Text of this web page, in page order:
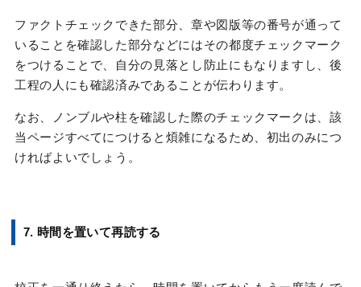
ファクトチェックできた部分、章や図版等の番号が通って
いることを確認した部分などにはその都度チェックマーク
をつけることで、自分の見落とし防止にもなりますし、後
工程の人にも確認済みであることが伝わります。
なお、ノンブルや柱を確認した際のチェックマークは、該
当ページすべてにつけると煩雑になるため、初出のみにつ
ければよいでしょう。
7. 時間を置いて再読する